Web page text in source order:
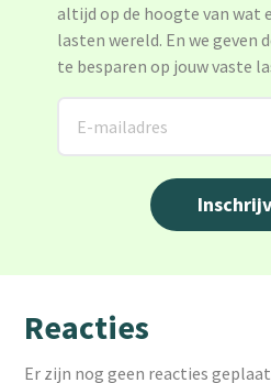
altijd op de hoogte van wat
lasten wereld. En we geven
te besparen op jouw vaste
Reacties
Er zijn nog geen reacties